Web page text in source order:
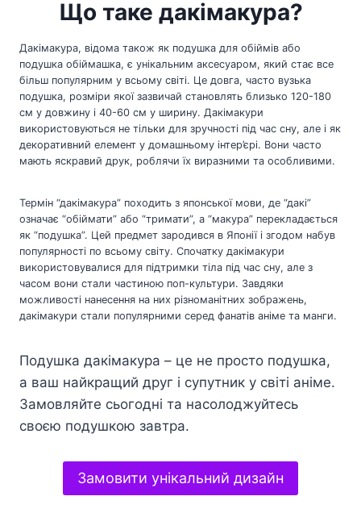
Що таке дакімакура?
Дакімакура, відома також як подушка для обіймів або
подушка обіймашка, є унікальним аксесуаром, який стає все
більш популярним у всьому світі. Це довга, часто вузька
подушка, розміри якої зазвичай становлять близько 120-180
см у довжину і 40-60 см у ширину. Дакімакури
використовуються не тільки для зручності під час сну, але і як
декоративний елемент у домашньому інтер’єрі. Вони часто
мають яскравий друк, роблячи їх виразними та особливими.
Термін “дакімакура” походить з японської мови, де “дакі”
означає “обіймати” або “тримати”, а “макура” перекладається
як “подушка”. Цей предмет зародився в Японії і згодом набув
популярності по всьому світу. Спочатку дакімакури
використовувалися для підтримки тіла під час сну, але з
часом вони стали частиною поп-культури. Завдяки
можливості нанесення на них різноманітних зображень,
дакімакури стали популярними серед фанатів аніме та манги.
Подушка дакімакура – це не просто подушка,
а ваш найкращий друг і супутник у світі аніме.
Замовляйте сьогодні та насолоджуйтесь
своєю подушкою завтра.
Замовити унікальний дизайн